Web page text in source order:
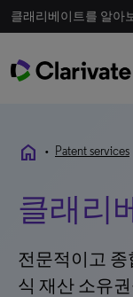
클래리베이트를 알아
home • Patent services
클래리
전문적이고 종
식 재산 소유